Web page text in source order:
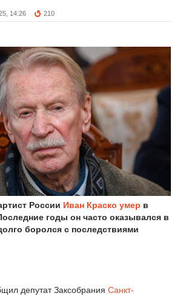
14:26 210
России Иван Краско умер в
годы он часто оказывался в
боролся с последствиями
депутат Заксобрания Санкт-